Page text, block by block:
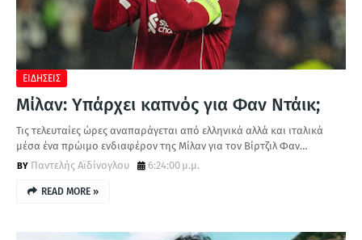
ΕΙΔΗΣΕΙΣ
Μίλαν: Υπάρχει καπνός για Φαν Ντάικ;
Τις τελευταίες ώρες αναπαράγεται από ελληνικά αλλά και ιταλικά
μέσα ένα πρώιμο ενδιαφέρον της Μίλαν για τον Βίρτζιλ Φαν…
Παντελής Αϊδίνογλου
6:24:00 μ.μ.
READ MORE »